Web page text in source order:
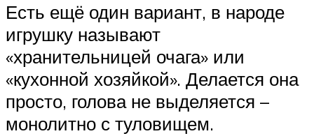
Есть ещё один вариант, в народе
игрушку называют
«хранительницей очага» или
«кухонной хозяйкой». Делается она
просто, голова не выделяется –
монолитно с туловищем.